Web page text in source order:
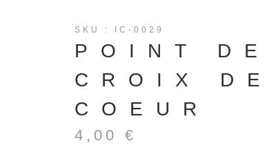
SKU : IC-0029
POINT DE
CROIX DE
COEUR
4,00 €